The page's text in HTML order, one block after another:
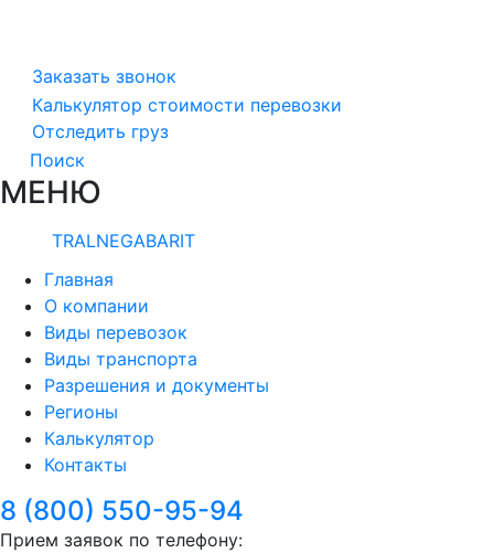
Заказать звонок
Калькулятор стоимости перевозки
Отследить груз
Поиск
МЕНЮ
TRALNEGABARIT
Главная
О компании
Виды перевозок
Виды транспорта
Разрешения и документы
Регионы
Калькулятор
Контакты
8 (800) 550-95-94
Прием заявок по телефону: